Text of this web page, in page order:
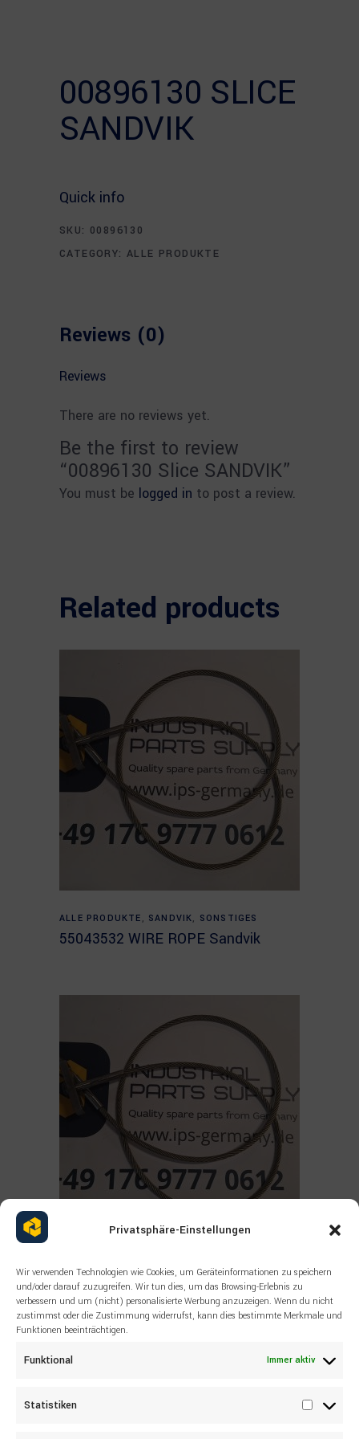
Privatsphäre-Einstellungen
Wir verwenden Technologien wie Cookies, um Geräteinformationen zu speichern
und/oder darauf zuzugreifen. Wir tun dies, um das Browsing-Erlebnis zu
verbessern und um (nicht) personalisierte Werbung anzuzeigen. Wenn du nicht
zustimmst oder die Zustimmung widerrufst, kann dies bestimmte Merkmale und
Funktionen beeinträchtigen.
Funktional Immer aktiv
Statistiken
00896130 SLICE
SANDVIK
Quick info
SKU: 00896130
CATEGORY:ALLE PRODUKTE
Reviews (0)
Reviews
There are no reviews yet.
Be the first to review
“00896130 Slice SANDVIK”
You must be logged in to post a review.
Related products
Read more
ALLE PRODUKTE , SANDVIK, SONSTIGES
55043532 WIRE ROPE Sandvik
SANDVIK Wire rope 55041072